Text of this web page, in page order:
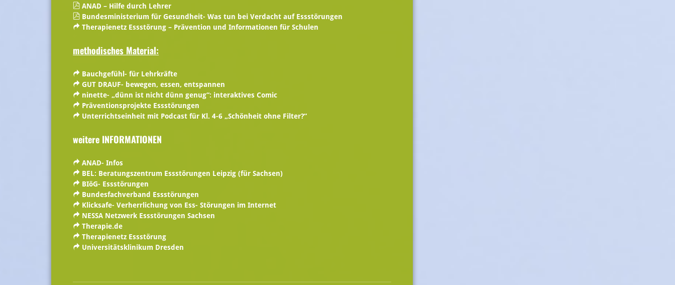
ANAD – Hilfe durch Lehrer
Bundesministerium für Gesundheit- Was tun bei Verdacht auf Essstörungen
Therapienetz Essstörung – Prävention und Informationen für Schulen
methodisches Material:
Bauchgefühl- für Lehrkräfte
GUT DRAUF- bewegen, essen, entspannen
ninette- „dünn ist nicht dünn genug“: interaktives Comic
Präventionsprojekte Essstörungen
Unterrichtseinheit mit Podcast für Kl. 4-6 „Schönheit ohne Filter?“
weitere INFORMATIONEN
ANAD- Infos
BEL: Beratungszentrum Essstörungen Leipzig (für Sachsen)
BIöG- Essstörungen
Bundesfachverband Essstörungen
Klicksafe- Verherrlichung von Ess- Störungen im Internet
NESSA Netzwerk Essstörungen Sachsen
Therapie.de
Therapienetz Essstörung
Universitätsklinikum Dresden